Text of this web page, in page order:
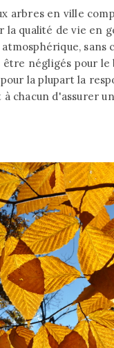
arbres en ville
la qualité de vie
négligés pour
la plupart la
chacun d'assurer